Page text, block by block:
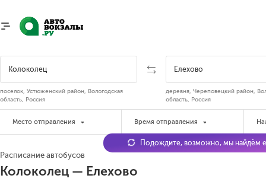
поселок, Устюженский район, Вологодская
область, Россия
деревня, Череповецкий район,
область, Россия
Место отправления Время отправления
Расписание автобусов
Колоколец — Елехово
Подождите, возможно, мы найдём